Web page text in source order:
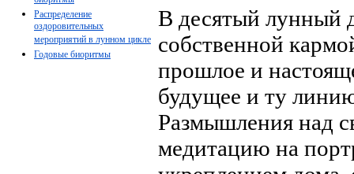
В десятый лунный
собственной
прошлое и
будущее и ту
Размышления над
медитацию на
Распределение
оздоровительных
мероприятий в лунном цикле
Годовые биоритмы